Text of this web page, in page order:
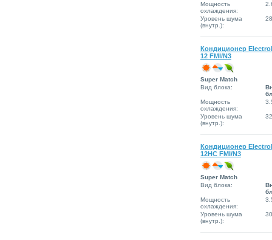
Мощность
охлаждения:
Уровень шума
(внутр.):
Кондиционер
12 FMI/N3
Super Match
Вид блока:
Мощность
охлаждения:
Уровень шума
(внутр.):
Кондиционер
12HC FMI/N3
Super Match
Вид блока:
Мощность
охлаждения:
Уровень шума
(внутр.):